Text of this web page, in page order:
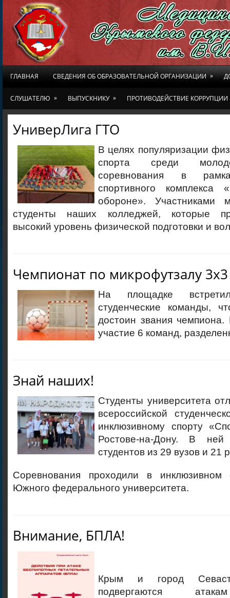
ГЛАВНАЯ СВЕДЕНИЯ ОБ ОБРАЗОВАТЕЛЬНОЙ ОРГАНИЗАЦИИ »
СЛУШАТЕЛЮ » ВЫПУСКНИКУ » ПРОТИВОДЕЙСТВИЕ КОРРУПЦИИ
УниверЛига ГТО
В целях популяризации
спорта среди
соревнования в
спортивного
обороне». Участниками
студенты наших колледжей, которые
высокий уровень физической подготовки и
Чемпионат по микрофутзалу 3х3
На площадке
студенческие команды,
достоин звания
участие 6 команд,
Знай наших!
Студенты университета
всероссийской
инклюзивному спорту
Ростове-на-Дону. В ней
студентов из 29 вузов и 21
Соревнования проходили в
Южного федерального университета.
Внимание, БПЛА!
Крым и город
подвергаются